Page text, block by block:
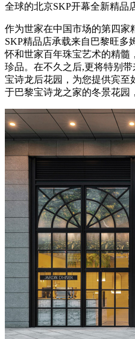
全球的北京SKP开幕全新精品
作为世家在中国市场的第四家
SKP精品店承载来自巴黎旺多
怀和世家百年珠宝艺术的精髓
珍品。在不久之后,更将特别带
宝诗龙后花园，为您提供宾至
于巴黎宝诗龙之家的冬景花园